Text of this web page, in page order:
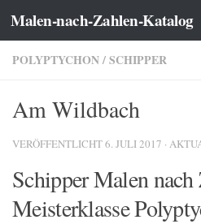
Zum Inhalt springen
Malen-nach-Zahlen-Katalog
POLYPTYCHON/SCHIPPER
Am Wildbach
VERÖFFENTLICHT6. JULI 2017 ·
Schipper Malen nach
Meisterklasse